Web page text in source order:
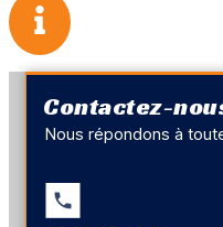
Contactez-
Nous répondons à